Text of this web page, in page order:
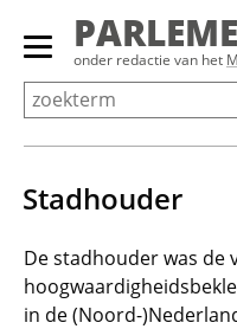
Overslaan
Primair
menu
tonen/verbergen
onder redactie van het
Stadhouder
De stadhouder was de
in de (Noord-